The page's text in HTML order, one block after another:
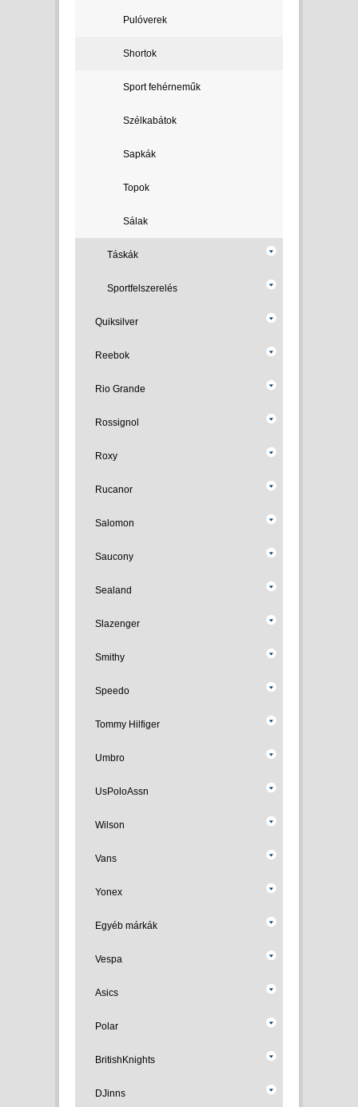
Pulóverek
Shortok
Sport fehérneműk
Szélkabátok
Sapkák
Topok
Sálak
Táskák
Sportfelszerelés
Quiksilver
Reebok
Rio Grande
Rossignol
Roxy
Rucanor
Salomon
Saucony
Sealand
Slazenger
Smithy
Speedo
Tommy Hilfiger
Umbro
UsPoloAssn
Wilson
Vans
Yonex
Egyéb márkák
Vespa
Asics
Polar
BritishKnights
DJinns